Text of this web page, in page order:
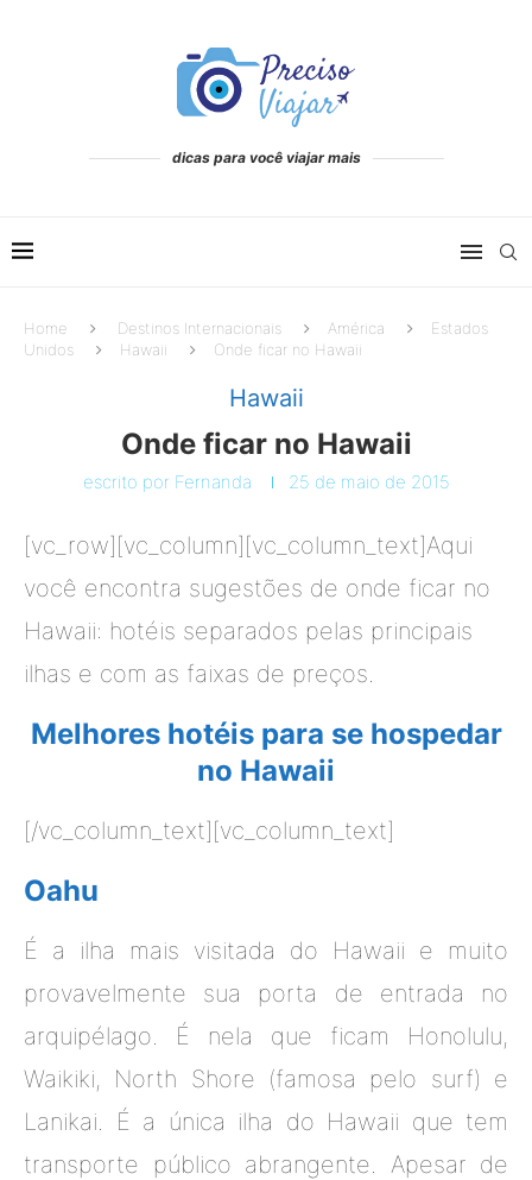
dicas para você viajar mais
Home Destinos Internacionais América
Estados
Unidos
Hawaii Onde ficar no Hawaii
Hawaii
Onde ficar no Hawaii
escrito por Fernanda 25 de maio de 2015
[vc_row][vc_column][vc_column_text]Aqui
você encontra sugestões de onde ficar no
Hawaii: hotéis separados pelas principais
ilhas e com as faixas de preços.
Melhores hotéis para se hospedar
no Hawaii
[/vc_column_text][vc_column_text]
Oahu
É a ilha mais visitada do Hawaii e muito
provavelmente sua porta de entrada no
arquipélago. É nela que ficam Honolulu,
Waikiki, North Shore (famosa pelo surf) e
Lanikai. É a única ilha do Hawaii que tem
transporte público abrangente. Apesar de